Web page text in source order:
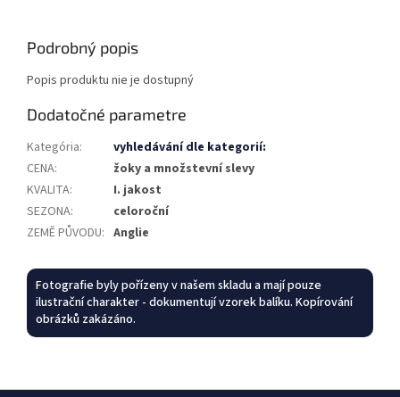
Podrobný popis
Popis produktu nie je dostupný
Dodatočné parametre
Kategória:
vyhledávání dle kategorií:
CENA:
žoky a množstevní slevy
KVALITA:
I. jakost
SEZONA:
celoroční
ZEMĚ PŮVODU: Anglie
Fotografie byly pořízeny v našem skladu a mají pouze
ilustrační charakter - dokumentují vzorek balíku. Kopírování
obrázků zakázáno.